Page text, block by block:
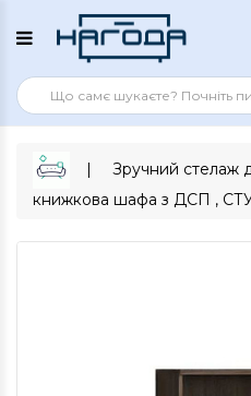
Зручний стелаж
книжкова шафа з ДСП ,